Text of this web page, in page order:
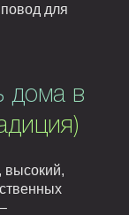
для
дома в
высокий,